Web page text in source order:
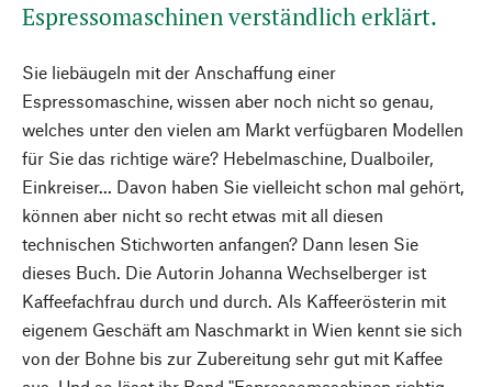
Espressomaschinen verständlich erklärt.
Sie liebäugeln mit der Anschaffung einer
Espressomaschine, wissen aber noch nicht so genau,
welches unter den vielen am Markt verfügbaren Modellen
für Sie das richtige wäre? Hebelmaschine, Dualboiler,
Einkreiser... Davon haben Sie vielleicht schon mal gehört,
können aber nicht so recht etwas mit all diesen
technischen Stichworten anfangen? Dann lesen Sie
dieses Buch. Die Autorin Johanna Wechselberger ist
Kaffeefachfrau durch und durch. Als Kaffeerösterin mit
eigenem Geschäft am Naschmarkt in Wien kennt sie sich
von der Bohne bis zur Zubereitung sehr gut mit Kaffee